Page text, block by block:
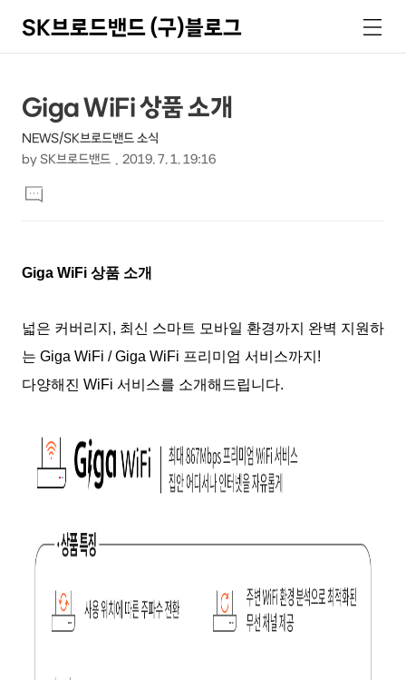
SK브로드밴드 (구)블로그
색
메
뉴
상
세
컨
텐
본
문
제
목
Giga WiFi 상품 소개
NEWS/SK브로드밴드 소식
by SK브로드밴드 2019. 7. 1. 19:16
문
댓
글
Giga WiFi 상품 소개
넓은 커버리지, 최신 스마트 모바일 환경까지 완벽 지원하
는 Giga WiFi / Giga WiFi 프리미엄 서비스까지!
다양해진 WiFi 서비스를 소개해드립니다.